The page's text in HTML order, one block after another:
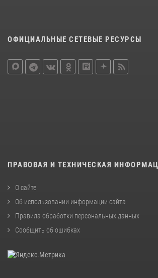
ОФИЦИАЛЬНЫЕ СЕТЕВЫЕ РЕСУРСЫ
ПРАВОВАЯ И ТЕХНИЧЕСКАЯ
О сайте
Об использовании информации сайта
Правила обработки персональных данных
Сообщить об ошибках